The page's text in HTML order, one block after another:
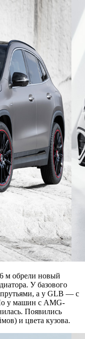
м обрели новый
У базового
а у GLB — с
у машин с AMG-
Появились
и цвета кузова.